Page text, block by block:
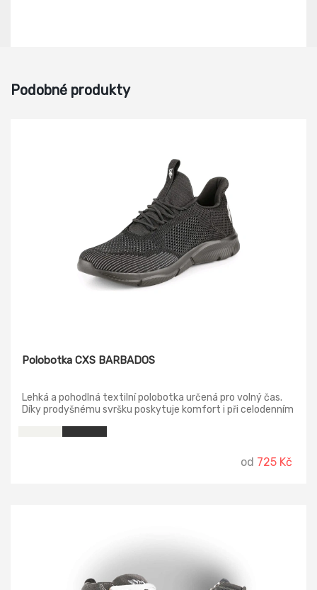
Podobné produkty
Polobotka CXS BARBADOS
Lehká a pohodlná textilní polobotka určená pro volný čas.
Díky prodyšnému svršku poskytuje komfort i při celodenním
od 725 Kč